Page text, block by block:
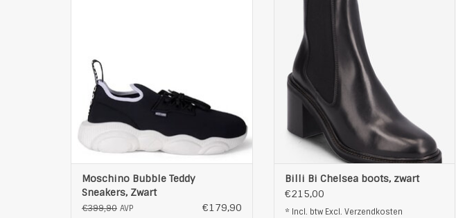
buitenkant met logoplaatje en trendy
studsapplicatie
elastisch inzetstuk aan de achterzijde
van de schacht
an
TOEVOEGEN AAN WINKELWAGEN
Moschino Bubble Teddy
Sneakers, Zwart
€399,90 AVP €179,90
zijdelingse elastische inzet
sierstiksels op de achterzijde
met stabiele blokhak
anti-slip loopzool
leren binnenzool
buitenkant: leer/synthetisch
binnenvoering: textiel/leer
zoo
TOEVOEGEN AAN WINKELWAGEN
Billi Bi Chelsea boots, zwart
€215,00
* Incl. btw Excl. Verzendkosten